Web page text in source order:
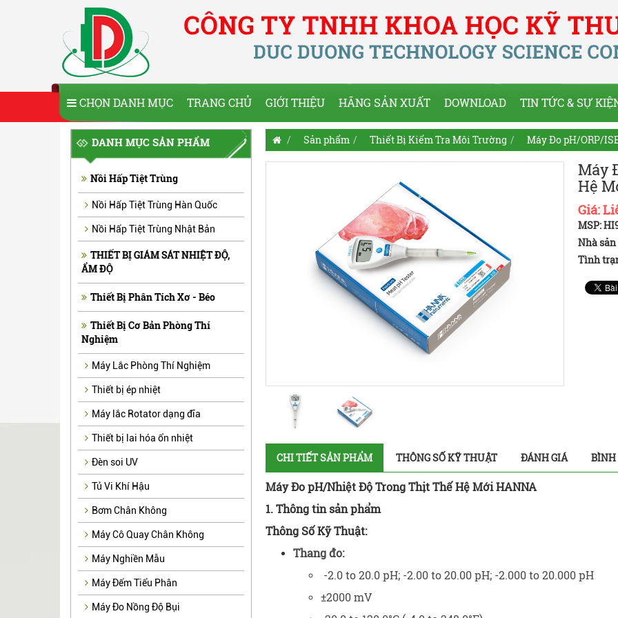
CHỌN DANH MỤC TRANG CHỦ GIỚI THIỆU HÃNG SẢN XUẤT DOWNLOAD TIN TỨC & SỰ
DANH MỤC SẢN PHẨM
Nồi Hấp Tiệt Trùng
Nồi Hấp Tiệt Trùng Hàn Quốc
Nồi Hấp Tiệt Trùng Nhật Bản
THIẾT BỊ GIÁM SÁT NHIỆT ĐỘ,
ẨM ĐỘ
Thiết Bị Phân Tích Xơ - Béo
Thiết Bị Cơ Bản Phòng Thí
Nghiệm
Máy Lắc Phòng Thí Nghiệm
Thiết bị ép nhiệt
Máy lắc Rotator dạng đĩa
Thiết bị lai hóa ổn nhiệt
Đèn soi UV
Tủ Vi Khí Hậu
Bơm Chân Không
Máy Cô Quay Chân Không
Máy Nghiền Mẫu
Máy Đếm Tiểu Phân
Máy Đo Nồng Độ Bụi
Sản phẩm Thiết Bị Kiểm Tra Môi Trường Máy Đo pH/ORP/
Máy
Hệ
Giá:
MSP:
Nhà
Tình
CHI TIẾT SẢN PHẨM THÔNG SỐ KỸ THUẬT ĐÁNH GIÁ BÌNH
Máy Đo pH/Nhiệt Độ Trong Thịt Thế Hệ Mới HANNA
1. Thông tin sản phẩm
Thông Số Kỹ Thuật:
Thang đo:
-2.0 to 20.0 pH; -2.00 to 20.00 pH; -2.000 to 20.000 pH
±2000 mV